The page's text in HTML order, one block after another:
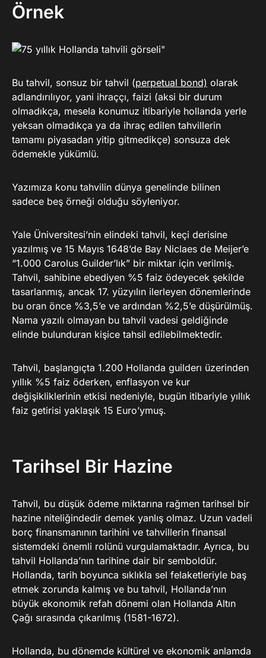
Örnek
Bu tahvil, sonsuz bir tahvil (perpetual bond) olarak
adlandırılıyor, yani ihraççı, faizi (aksi bir durum
olmadıkça, mesela konumuz itibariyle hollanda yerle
yeksan olmadıkça ya da ihraç edilen tahvillerin
tamamı piyasadan yitip gitmedikçe) sonsuza dek
ödemekle yükümlü.
Yazımıza konu tahvilin dünya genelinde bilinen
sadece beş örneği olduğu söyleniyor.
Yale Üniversitesi’nin elindeki tahvil, keçi derisine
yazılmış ve 15 Mayıs 1648’de Bay Niclaes de Meijer’e
“1.000 Carolus Guilder’lık” bir miktar için verilmiş.
Tahvil, sahibine ebediyen %5 faiz ödeyecek şekilde
tasarlanmış, ancak 17. yüzyılın ilerleyen dönemlerinde
bu oran önce %3,5’e ve ardından %2,5’e düşürülmüş.
Nama yazılı olmayan bu tahvil vadesi geldiğinde
elinde bulunduran kişice tahsil edilebilmektedir.
Tahvil, başlangıçta 1.200 Hollanda guilderı üzerinden
yıllık %5 faiz öderken, enflasyon ve kur
değişikliklerinin etkisi nedeniyle, bugün itibariyle yıllık
faiz getirisi yaklaşık 15 Euro’ymuş.
Tarihsel Bir Hazine
Tahvil, bu düşük ödeme miktarına rağmen tarihsel bir
hazine niteliğindedir demek yanlış olmaz. Uzun vadeli
borç finansmanının tarihini ve tahvillerin finansal
sistemdeki önemli rolünü vurgulamaktadır. Ayrıca, bu
tahvil Hollanda’nın tarihine dair bir semboldür.
Hollanda, tarih boyunca sıklıkla sel felaketleriyle baş
etmek zorunda kalmış ve bu tahvil, Hollanda’nın
büyük ekonomik refah dönemi olan Hollanda Altın
Çağı sırasında çıkarılmış (1581-1672).
Hollanda, bu dönemde kültürel ve ekonomik anlamda